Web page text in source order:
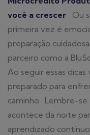
você a crescer
Ou
primeira vez é
preparação
parceiro como a
Ao seguir essas
preparado para
caminho. Lembre-se
acontece da noite
aprendizado